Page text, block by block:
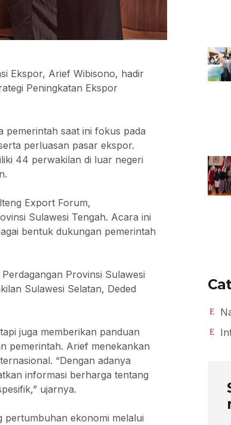
Ekspor, Arief Wibisono, hadir
Peningkatan Ekspor
pemerintah saat ini fokus pada
perluasan pasar ekspor.
44 perwakilan di luar negeri
Export Forum,
Sulawesi Tengah. Acara ini
bentuk dukungan pemerintah
Provinsi Sulawesi
Sulawesi Selatan, Deded
juga memberikan panduan
pemerintah. Arief menekankan
“Dengan adanya
informasi berharga tentang
ujarnya.
pertumbuhan ekonomi melalui